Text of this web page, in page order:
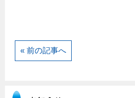
ガス使用開始のご案内
インターネット受付
« 前の記事へ